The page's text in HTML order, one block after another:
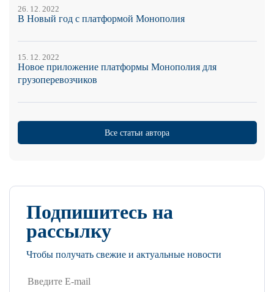
26. 12. 2022
В Новый год с платформой Монополия
15. 12. 2022
Новое приложение платформы Монополия для
грузоперевозчиков
Все статьи автора
Подпишитесь на
рассылку
Чтобы получать свежие и актуальные новости